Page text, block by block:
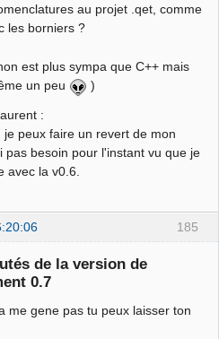
au projet .qet, comme
les borniers ?
est plus sympa que C++ mais
un peu
)
:
je peux faire un revert de mon
pas besoin pour l'instant vu que je
avec la v0.6.
185
de la version de
0.7
me gene pas tu peux laisser ton